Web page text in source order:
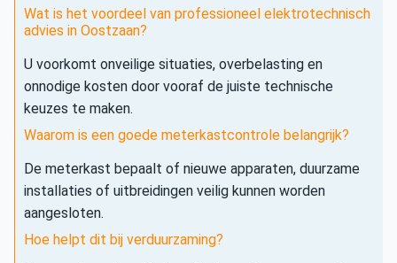
Wat is het voordeel van professioneel elektrotechnisch
advies in Oostzaan?
U voorkomt onveilige situaties, overbelasting en
onnodige kosten door vooraf de juiste technische
keuzes te maken.
Waarom is een goede meterkastcontrole belangrijk?
De meterkast bepaalt of nieuwe apparaten, duurzame
installaties of uitbreidingen veilig kunnen worden
aangesloten.
Hoe helpt dit bij verduurzaming?